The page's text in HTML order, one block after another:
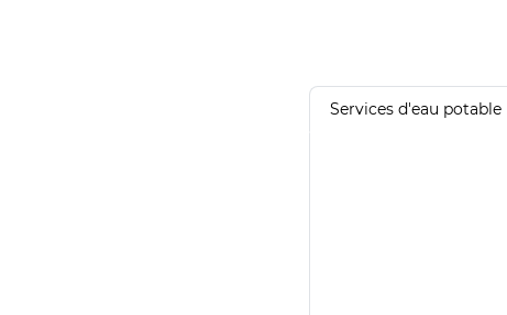
Services d'eau potable